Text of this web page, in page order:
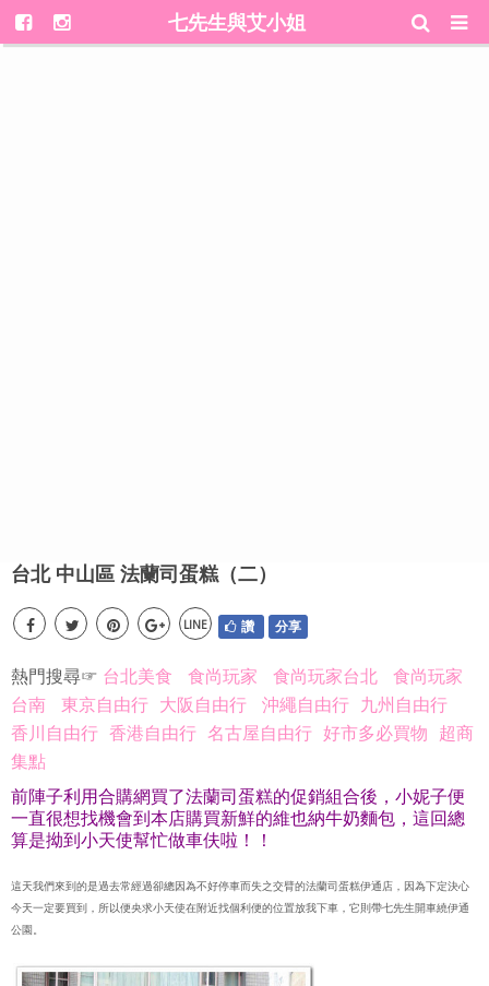
七先生與艾小姐
台北 中山區 法蘭司蛋糕（二）
LINE 讚 分享
熱門搜尋☞ 台北美食 食尚玩家 食尚玩家台北
食尚玩家
台南
東京自由行 大阪自由行 沖繩自由行 九州自由行
香川自由行 香港自由行 名古屋自由行 好市多必買物 超商
集點
前陣子利用合購網買了法蘭司蛋糕的促銷組合後，小妮子便
一直很想找機會到本店購買新鮮的維也納牛奶麵包，這回總
算是拗到小天使幫忙做車伕啦！！
這天我們來到的是過去常經過卻總因為不好停車而失之交臂的法蘭司蛋糕伊通店，因為下定決心
今天一定要買到，所以便央求小天使在附近找個利便的位置放我下車，它則帶七先生開車繞伊通
公園。